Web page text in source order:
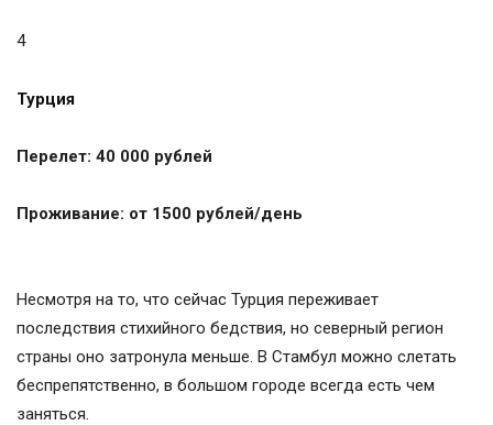
4
Турция
Перелет: 40 000 рублей
Проживание: от 1500 рублей/день
Несмотря на то, что сейчас Турция переживает
последствия стихийного бедствия, но северный регион
страны оно затронула меньше. В Стамбул можно слетать
беспрепятственно, в большом городе всегда есть чем
заняться.